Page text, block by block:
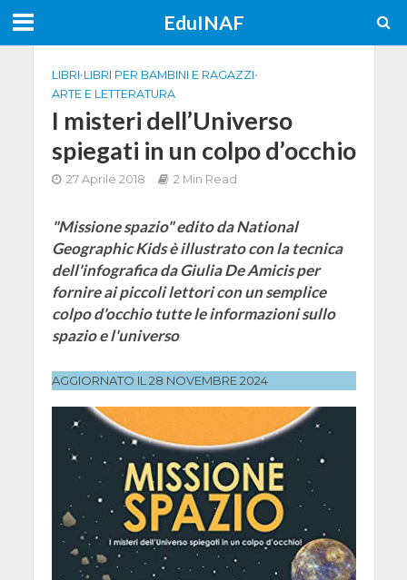
EduINAF
LIBRI•LIBRI PER BAMBINI E RAGAZZI•
ARTE E LETTERATURA
I misteri dell’Universo
spiegati in un colpo d’occhio
27 Aprile 2018 2 Min Read
"Missione spazio" edito da National
Geographic Kids è illustrato con la tecnica
dell'infografica da Giulia De Amicis per
fornire ai piccoli lettori con un semplice
colpo d'occhio tutte le informazioni sullo
spazio e l'universo
AGGIORNATO IL 28 NOVEMBRE 2024